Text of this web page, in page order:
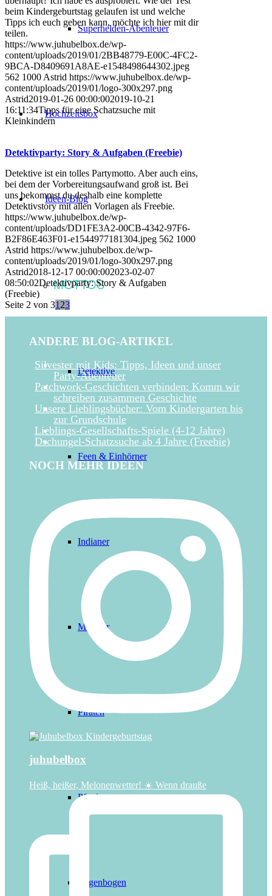
Superhelden-Abenteuer
Hochzeitsbox
Ideen-Blog
MOTTOS
Detektive
Feen & Einhörner
Indianer
Monster
Piraten
Pferde
Regenbogen
beim Kindergeburtstag gelaufen ist und welche
Tipps ich euch geben kann, möchte ich hier mit dir
teilen.
https://www.juhubelbox.de/wp-
content/uploads/2019/01/2BB48779-E00C-4FC2-
9BCA-D8409691A8AE-e1548498644302.jpeg
562 1000 Astrid https://www.juhubelbox.de/wp-
content/uploads/2019/01/logo-300x297.png
Astrid2019-01-26 00:00:002019-10-21
16:11:34Tipps für eine Schatzsuche mit
Kleinkindern
Detektivparty: Story & Aufgaben (Freebie)
Detektive ist ein tolles Partymotto. Aber auch eins,
bei dem der Vorbereitungsaufwand groß ist. Bei
uns bekommst du deshalb eine komplette
Detektivstory mit allen Vorlagen als Freebie.
https://www.juhubelbox.de/wp-
content/uploads/DD1FE3A2-00CB-4342-97F6-
B2F86E463F01-e1544977181304.jpeg 562 1000
Astrid https://www.juhubelbox.de/wp-
content/uploads/2019/01/logo-300x297.png
Astrid2018-12-17 00:00:002023-02-07
08:50:02Detektivparty: Story & Aufgaben
(Freebie)
Seite 2 von 31 23
ANDERE BLOG-ARTIKEL
Silvester mit Kids: Tipps, Ideen und unser
Party-Abenteuer
Patchwork-Geschichten verbinden: Komm wir
schreiben zusammen Geschichte
Unsere Lieblingsbücher: Vom Kindergarten bis
zur Grundschule
Lieblings-Gesellschafts-Spiele (4-12 Jahre)
Dschungel-Schatzsuche ab 4 Jahre (Freebie)
NOCH MEHR IDEEN
juhubelbox
Heiß, heißer, Melonenwetter! ☀️ Wenn drauße